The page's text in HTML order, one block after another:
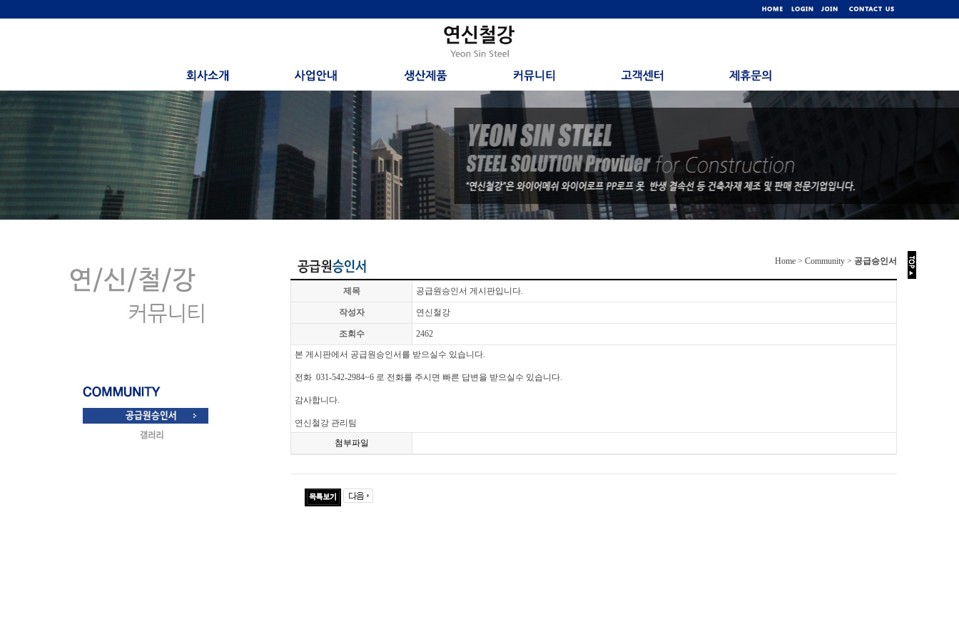
Home > Community > 공급승인서
제목 공급원승인서 게시판입니다.
작성자 연신철강
조회수 2462
본 게시판에서 공급원승인서를 받으실수 있습니다.
전화 031-542-2984~6 로 전화를 주시면 빠른 답변을 받으실수 있습니다.
감사합니다.
연신철강 관리팀
첨부파일